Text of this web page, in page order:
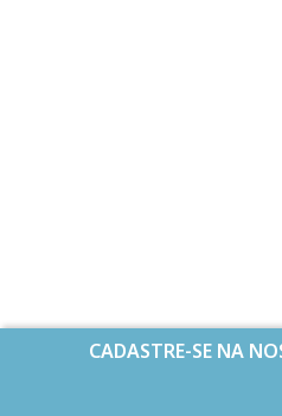
CADASTRE-SE NA